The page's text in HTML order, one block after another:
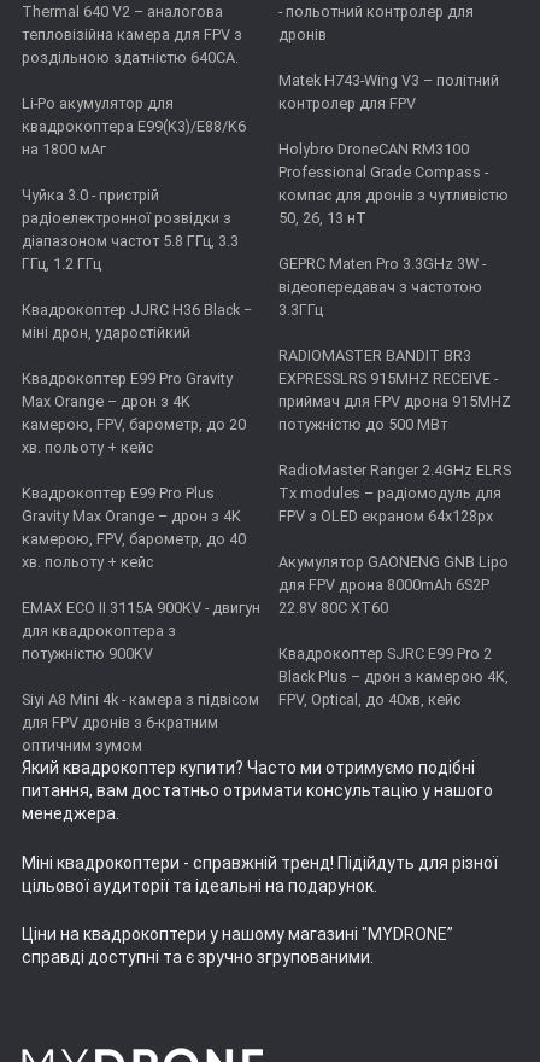
Thermal 640 V2 – аналогова
тепловізійна камера для FPV з
роздільною здатністю 640CA.
Li-Po акумулятор для
квадрокоптера E99(K3)/E88/K6
на 1800 мАг
Чуйка 3.0 - пристрій
радіоелектронної розвідки з
діапазоном частот 5.8 ГГц, 3.3
ГГц, 1.2 ГГц
Квадрокоптер JJRC H36 Black −
міні дрон, ударостійкий
Квадрокоптер E99 Pro Gravity
Max Orange – дрон з 4K
камерою, FPV, барометр, до 20
хв. польоту + кейс
Квадрокоптер E99 Pro Plus
Gravity Max Orange – дрон з 4K
камерою, FPV, барометр, до 40
хв. польоту + кейс
EMAX ECO II 3115А 900KV - двигун
для квадрокоптера з
потужністю 900KV
Siyi A8 Mini 4k - камера з підвісом
для FPV дронів з 6-кратним
оптичним зумом
- польотний контролер для
дронів
Matek H743-Wing V3 – політний
контролер для FPV
Holybro DroneCAN RM3100
Professional Grade Compass -
компас для дронів з чутливістю
50, 26, 13 нТ
GEPRC Maten Pro 3.3GHz 3W -
відеопередавач з частотою
3.3ГГц
RADIOMASTER BANDIT BR3
EXPRESSLRS 915MHZ RECEIVE -
приймач для FPV дрона 915MHZ
потужністю до 500 МВт
RadioMaster Ranger 2.4GHz ELRS
Tx modules – радіомодуль для
FPV з OLED екраном 64x128px
Акумулятор GAONENG GNB Lipo
для FPV дрона 8000mAh 6S2P
22.8V 80C XT60
Квадрокоптер SJRC E99 Pro 2
Black Plus – дрон з камерою 4K,
FPV, Optical, до 40хв, кейс
Який квадрокоптер купити? Часто ми отримуємо подібні
питання, вам достатньо отримати консультацію у нашого
менеджера.
Міні квадрокоптери - справжній тренд! Підійдуть для різної
цільової аудиторії та ідеальні на подарунок.
Ціни на квадрокоптери у нашому магазині "MYDRONE”
справді доступні та є зручно згрупованими.